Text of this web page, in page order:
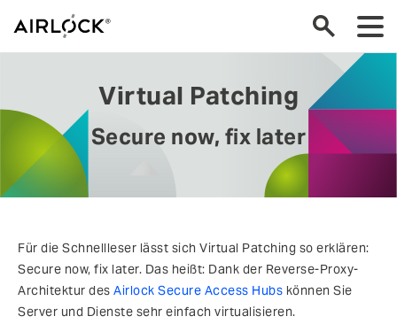
Virtual Patching
Secure now, fix later
Für die Schnellleser lässt sich Virtual Patching so erklären:
Secure now, fix later. Das heißt: Dank der Reverse-Proxy-
Architektur des Airlock Secure Access Hubs können Sie
Server und Dienste sehr einfach virtualisieren.